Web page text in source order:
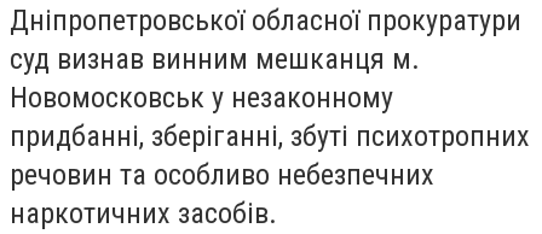
Дніпропетровської обласної прокуратури
суд визнав винним мешканця м.
Новомосковськ у незаконному
придбанні, зберіганні, збуті психотропних
речовин та особливо небезпечних
наркотичних засобів.